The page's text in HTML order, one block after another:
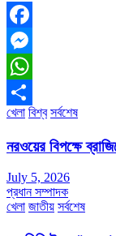
Facebook
Messenger
WhatsApp
Share
খেলা বিশ্ব সর্বশেষ
নরওয়ের বিপক্ষে
July 5, 2026
প্রধান সম্পাদক
খেলা জাতীয় সর্বশেষ